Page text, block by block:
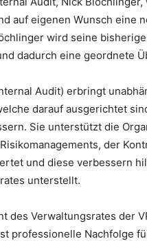
auf eigenen Wunsch eine
wird seine
dadurch eine geordnete
Audit) erbringt
darauf ausgerichtet
Sie unterstützt die
der
und diese verbessern
unterstellt.
des Verwaltungsrates der
professionelle Nachfolge